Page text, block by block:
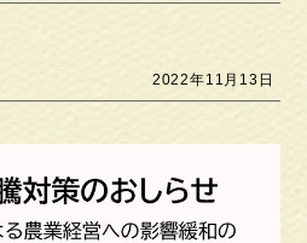
2022年11月13日